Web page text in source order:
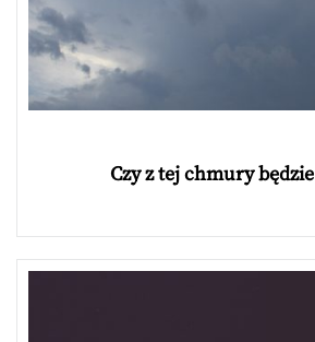
Czy z tej chmury